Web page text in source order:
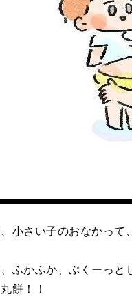
小さい子のおなかって
ふかふか、ぷくーっと
餅！！